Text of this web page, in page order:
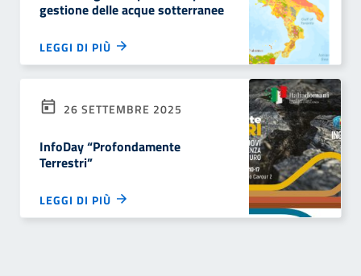
gestione delle acque sotterranee
LEGGI DI PIÙ
26 SETTEMBRE 2025
InfoDay “Profondamente
Terrestri”
LEGGI DI PIÙ